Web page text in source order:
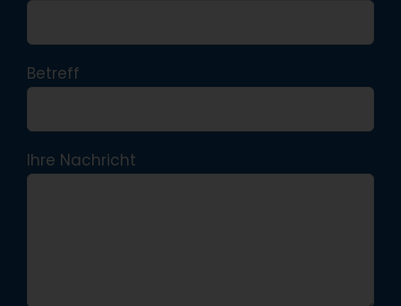
Betreff
Ihre Nachricht